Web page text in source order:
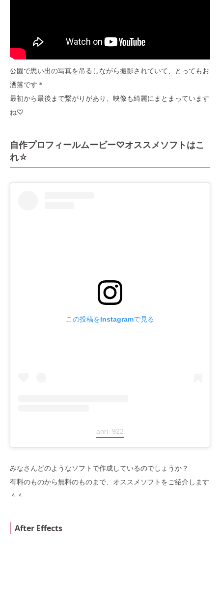
公園で思い出の写真を吊るしながら撮影されていて、とってもお
洒落です＊
最初から最後まで繋がりがあり、映像も綺麗にまとまっています
ね♡
自作プロフィールムービー♡オススメソフトはこ
れ☆
この投稿をInstagramで見る
anri_922
みなさんどのようなソフトで作成しているのでしょうか？
有料のものから無料のものまで、オススメソフトをご紹介します
＾＾
After Effects